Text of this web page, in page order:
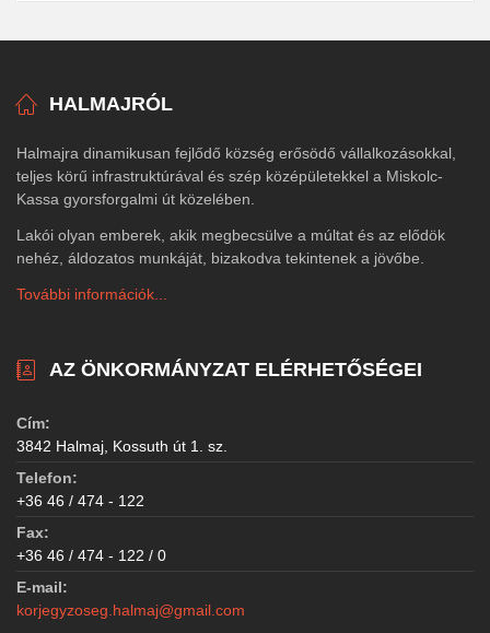
HALMAJRÓL
Halmajra dinamikusan fejlődő község erősödő vállalkozásokkal,
teljes körű infrastruktúrával és szép középületekkel a Miskolc-
Kassa gyorsforgalmi út közelében.
Lakói olyan emberek, akik megbecsülve a múltat és az elődök
nehéz, áldozatos munkáját, bizakodva tekintenek a jövőbe.
További információk...
AZ ÖNKORMÁNYZAT ELÉRHETŐSÉGEI
Cím:
3842 Halmaj, Kossuth út 1. sz.
Telefon:
+36 46 / 474 - 122
Fax:
+36 46 / 474 - 122 / 0
E-mail:
korjegyzoseg.halmaj@gmail.com